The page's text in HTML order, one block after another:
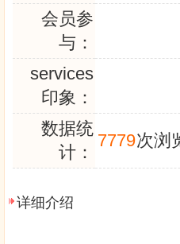
会员参
与：
services
印象：
数据统
计：
7779次浏
详细介绍